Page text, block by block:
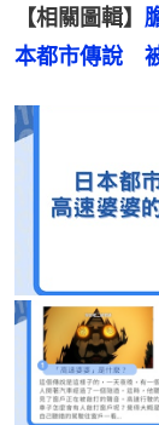
【相關圖輯】
本都市傳說　